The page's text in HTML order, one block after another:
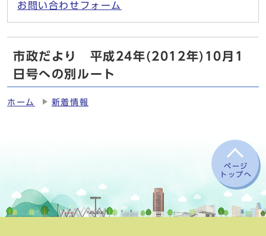
お問い合わせフォーム
市政だより 平成24年(2012年)10月1
日号への別ルート
ホーム 新着情報
ページ
トップへ